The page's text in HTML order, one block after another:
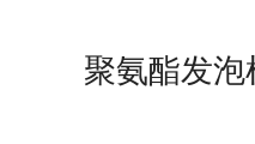
聚氨酯发泡